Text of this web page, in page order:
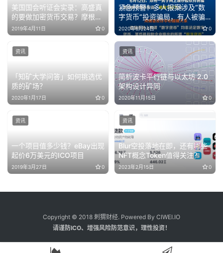
美国国会听证会实录：高盛真
的要做加密货币交易？摩根大
通为什么发币？
2019年4月11日 0
紧急预警！多人报案涉及“数
字货币”投资骗局，有人被骗
上百万！
2020年6月24日 0
「知矿大学问答」如何挑选优
质的矿场？
2020年1月17日 0
资讯
简析波卡平行链与以太坊 2.0
架构设计异同
2020年11月15日 0
资讯
一个项目值多少钱？eBay出现
起价6万美元的ICO项目
2019年3月27日 0
资讯
Blur空投落地在即，还有哪些
NFT概念Token值得关注？
2023年2月15日 0
资讯
Copyright © 2018 刺猬财经. Powered By CIWEI.IO
请谨防ICO、增强风险防范意识，理性投资！